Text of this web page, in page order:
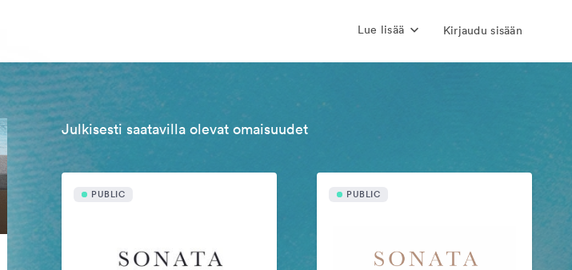
Lue lisää Kirjaudu sisään
Julkisesti saatavilla olevat omaisuudet
PUBLIC PUBLIC